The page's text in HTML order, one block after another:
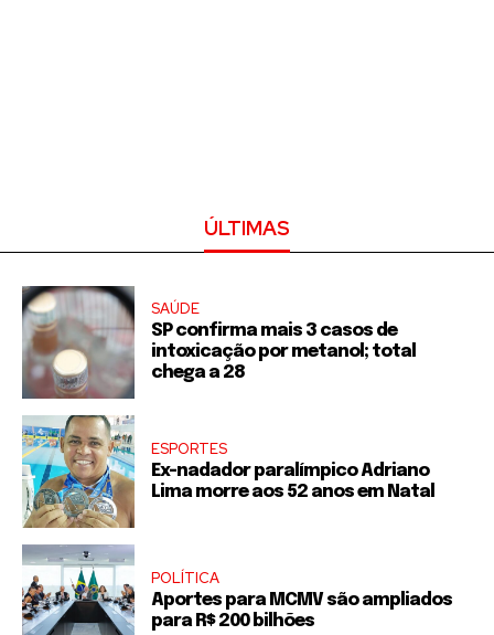
ÚLTIMAS
SAÚDE
SP confirma mais 3 casos de
intoxicação por metanol; total
chega a 28
ESPORTES
Ex-nadador paralímpico Adriano
Lima morre aos 52 anos em Natal
POLÍTICA
Aportes para MCMV são ampliados
para R$ 200 bilhões